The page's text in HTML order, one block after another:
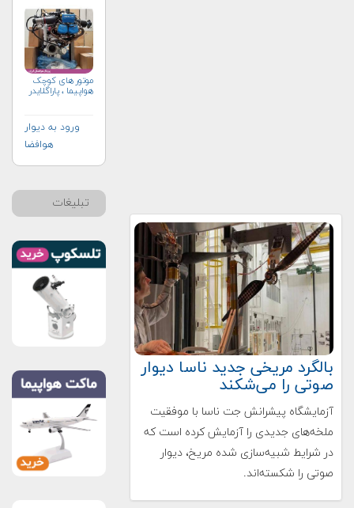
بالگرد مریخی جدید ناسا دیوار
صوتی را می‌شکند
آزمایشگاه پیشرانش جت ناسا با موفقیت
ملخه‌های جدیدی را آزمایش کرده است که
در شرایط شبیه‌سازی شده مریخ، دیوار
صوتی را شکسته‌اند.
موتور های کوچک
هواپیما ، پاراگلایدر
ورود به دیوار
هوافضا
تبلیغات